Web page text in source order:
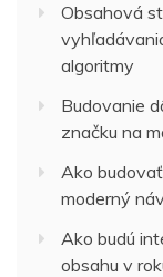
Obsahová
algoritmy
Budovanie
značku na
Ako
moderný
Ako budú
obsahu v